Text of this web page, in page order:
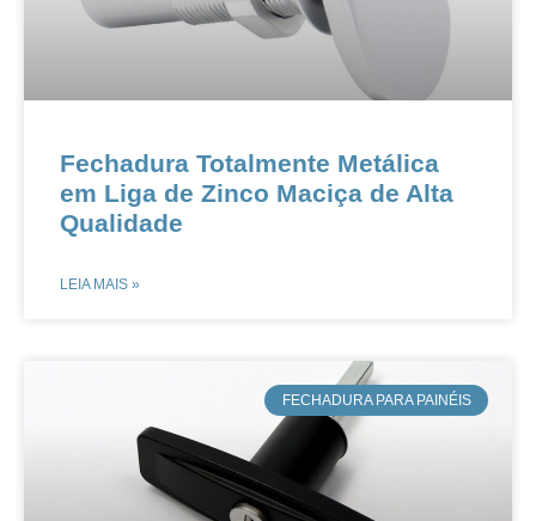
Fechadura Totalmente Metálica
em Liga de Zinco Maciça de Alta
Qualidade​​
LEIA MAIS »
​FECHADURA PARA PAINÉIS